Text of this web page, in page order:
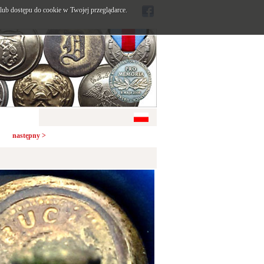
następny >
dostępu do cookie w Twojej przeglądarce.